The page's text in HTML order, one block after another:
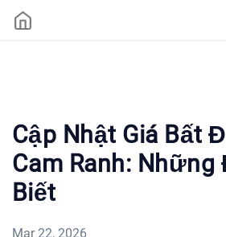
Cập Nhật Giá Bất
Cam Ranh: Những
Biết
Mar 22, 2026